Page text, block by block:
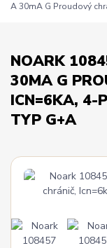
A 30mA G Proudový
NOARK
30MA G
ICN=6KA, 4-
TYP G+A